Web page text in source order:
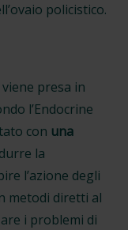
policistico.
presa in
l’Endocrine
con una
la
l’azione degli
metodi diretti al
i problemi di